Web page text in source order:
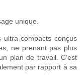
unique.
ultra-compacts conçus
ne prenant pas plus
plan de travail. C’est
par rapport à sa